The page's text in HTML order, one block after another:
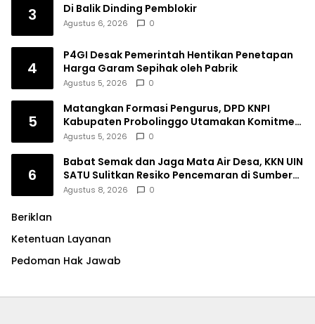
3 Di Balik Dinding Pemblokir
Agustus 6, 2026 0
4
P4GI Desak Pemerintah Hentikan Penetapan
Harga Garam Sepihak oleh Pabrik
Agustus 5, 2026 0
5
Matangkan Formasi Pengurus, DPD KNPI
Kabupaten Probolinggo Utamakan Komitmen
dan Kinerja
Agustus 5, 2026 0
6
Babat Semak dan Jaga Mata Air Desa, KKN UIN
SATU Sulitkan Resiko Pencemaran di Sumber
Ngumbul
Agustus 8, 2026 0
Beriklan
Ketentuan Layanan
Pedoman Hak Jawab